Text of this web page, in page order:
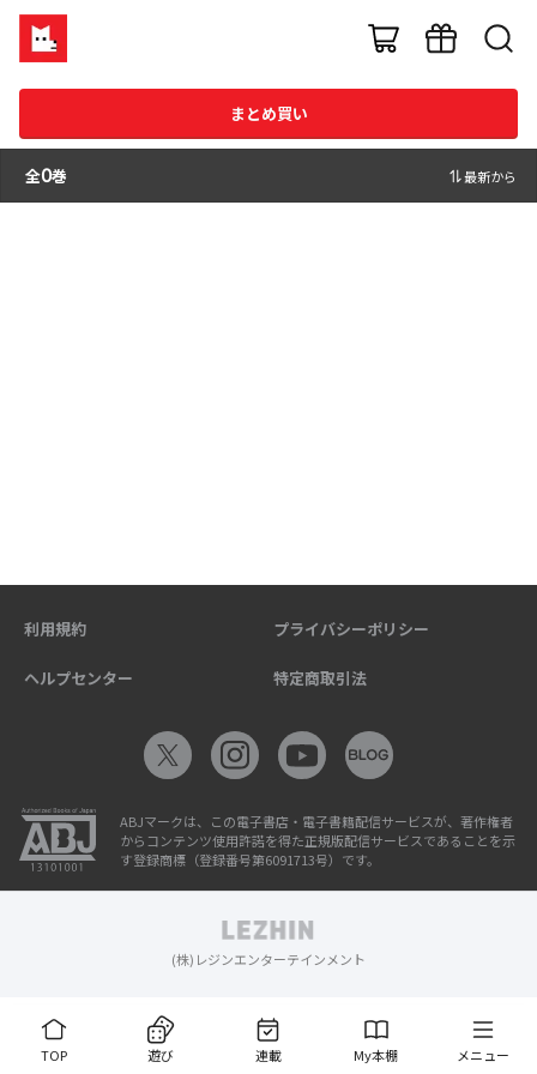
まとめ買い
全0巻 最新から
TOP 遊び 連載 My本棚 メニュー
利用規約 プライバシーポリシー
ヘルプセンター 特定商取引法
ABJマークは、この電子書店・電子書籍配信サービスが、著作権者
からコンテンツ使用許諾を得た正規版配信サービスであることを示
す登録商標（登録番号第6091713号）です。
(株)レジンエンターテインメント